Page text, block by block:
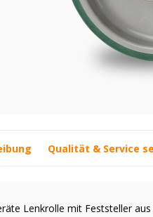
Qualität & Service
Lenkrolle mit Feststeller